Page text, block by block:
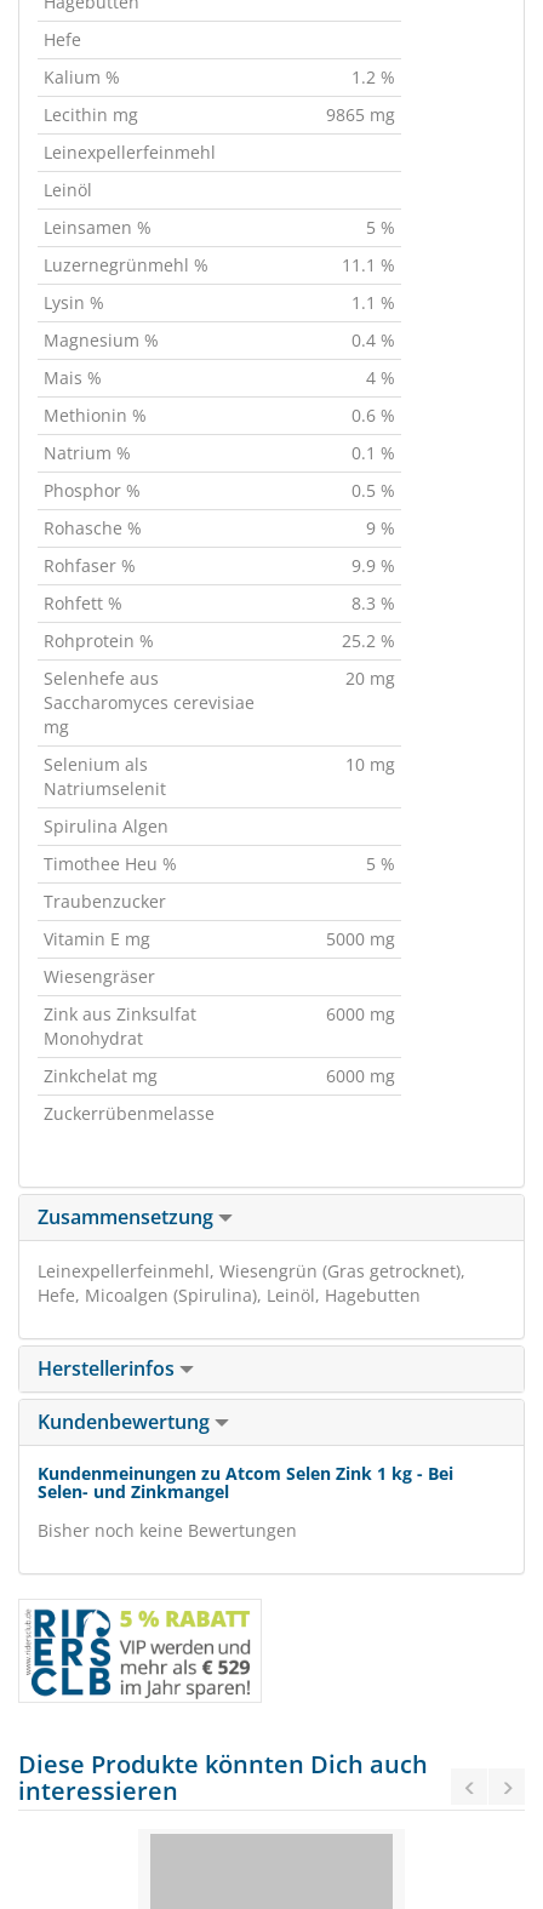
Hefe
Kalium %
1.2 %
Lecithin mg
9865 mg
Leinexpellerfeinmehl
Leinöl
Leinsamen %
5 %
Luzernegrünmehl %
11.1 %
Lysin %
1.1 %
Magnesium %
0.4 %
Mais %
4 %
Methionin %
0.6 %
Natrium %
0.1 %
Phosphor %
0.5 %
Rohasche %
9 %
Rohfaser %
9.9 %
Rohfett %
8.3 %
Rohprotein %
25.2 %
Selenhefe aus
Saccharomyces cerevisiae
mg
20 mg
Selenium als
Natriumselenit
10 mg
Spirulina Algen
Timothee Heu %
5 %
Traubenzucker
Vitamin E mg
5000 mg
Wiesengräser
Zink aus Zinksulfat
Monohydrat
6000 mg
Zinkchelat mg
6000 mg
Zuckerrübenmelasse
Zusammensetzung
Leinexpellerfeinmehl, Wiesengrün (Gras getrocknet),
Hefe, Micoalgen (Spirulina), Leinöl, Hagebutten
Herstellerinfos
Kundenbewertung
Kundenmeinungen zu Atcom Selen Zink 1 kg - Bei
Selen- und Zinkmangel
Bisher noch keine Bewertungen
Diese Produkte könnten Dich auch
interessieren